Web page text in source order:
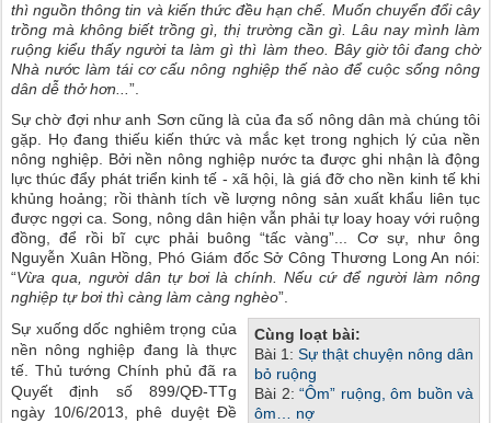
thì nguồn thông tin và kiến thức đều hạn chế. Muốn chuyển đổi cây
trồng mà không biết trồng gì, thị trường cần gì. Lâu nay mình làm
ruộng kiểu thấy người ta làm gì thì làm theo. Bây giờ tôi đang chờ
Nhà nước làm tái cơ cấu nông nghiệp thế nào để cuộc sống nông
dân dễ thở hơn... ”.
Sự chờ đợi như anh Sơn cũng là của đa số nông dân mà chúng tôi
gặp. Họ đang thiếu kiến thức và mắc kẹt trong nghịch lý của nền
nông nghiệp. Bởi nền nông nghiệp nước ta được ghi nhận là động
lực thúc đẩy phát triển kinh tế - xã hội, là giá đỡ cho nền kinh tế khi
khủng hoảng; rồi thành tích về lượng nông sản xuất khẩu liên tục
được ngợi ca. Song, nông dân hiện vẫn phải tự loay hoay với ruộng
đồng, để rồi bĩ cực phải buông “tấc vàng”... Cơ sự, như ông
Nguyễn Xuân Hồng, Phó Giám đốc Sở Công Thương Long An nói:
“Vừa qua, người dân tự bơi là chính. Nếu cứ để người làm nông
nghiệp tự bơi thì càng làm càng nghèo”.
Cùng loạt bài:
Bài 1: Sự thật chuyện nông dân
bỏ ruộng
Bài 2: “Ôm” ruộng, ôm buồn và
ôm… nợ
Sự xuống dốc nghiêm trọng của
nền nông nghiệp đang là thực
tế. Thủ tướng Chính phủ đã ra
Quyết định số 899/QĐ-TTg
ngày 10/6/2013, phê duyệt Đề